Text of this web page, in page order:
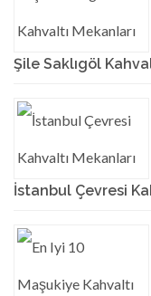
Şile Saklıgöl
İstanbul Çevresi